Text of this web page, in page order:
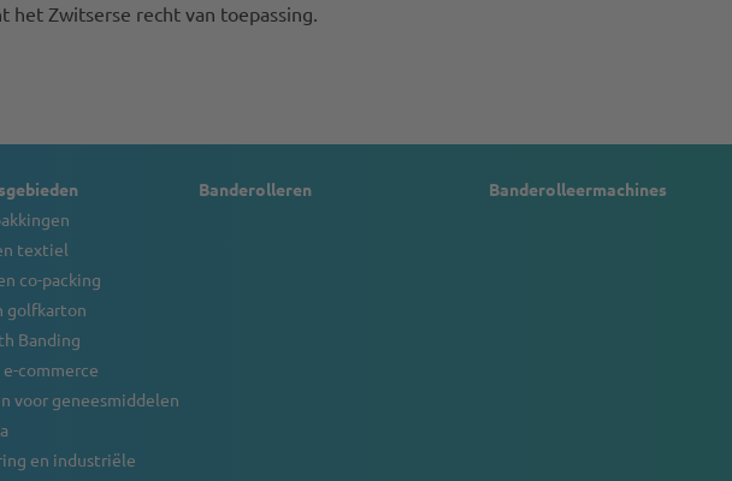
het Zwitserse recht van toepassing.
textiel
co-packing
golfkarton
Banding
commerce
voor geneesmiddelen
en industriële
Banderolleren Banderolleermachines